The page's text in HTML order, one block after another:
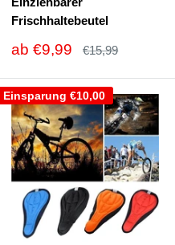
Frischhaltebeutel
Sonderpreis
ab €9,99 Normalpreis
€15,99
Einsparung €10,00